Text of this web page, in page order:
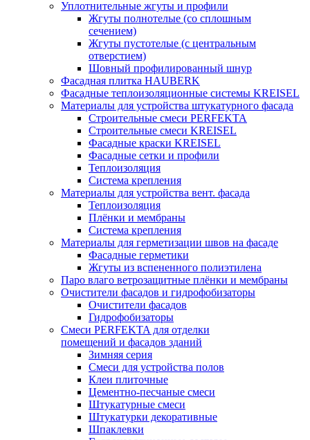
Уплотнительные жгуты и профили
Жгуты полнотелые (со сплошным
сечением)
Жгуты пустотелые (с центральным
отверстием)
Шовный профилированный шнур
Фасадная плитка HAUBERK
Фасадные теплоизоляционные системы KREISEL
Материалы для устройства штукатурного фасада
Строительные смеси PERFEKTA
Строительные смеси KREISEL
Фасадные краски KREISEL
Фасадные сетки и профили
Теплоизоляция
Система крепления
Материалы для устройства вент. фасада
Теплоизоляция
Плёнки и мембраны
Система крепления
Материалы для герметизации швов на фасаде
Фасадные герметики
Жгуты из вспененного полиэтилена
Паро влаго ветрозащитные плёнки и мембраны
Очистители фасадов и гидрофобизаторы
Очистители фасадов
Гидрофобизаторы
Смеси PERFEKTA для отделки
помещений и фасадов зданий
Зимняя серия
Смеси для устройства полов
Клеи плиточные
Цементно-песчаные смеси
Штукатурные смеси
Штукатурки декоративные
Шпаклевки